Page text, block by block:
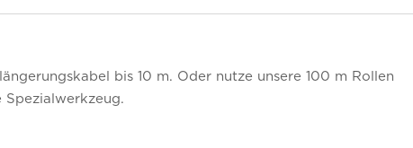
bis 10 m. Oder nutze unsere 100 m Rollen